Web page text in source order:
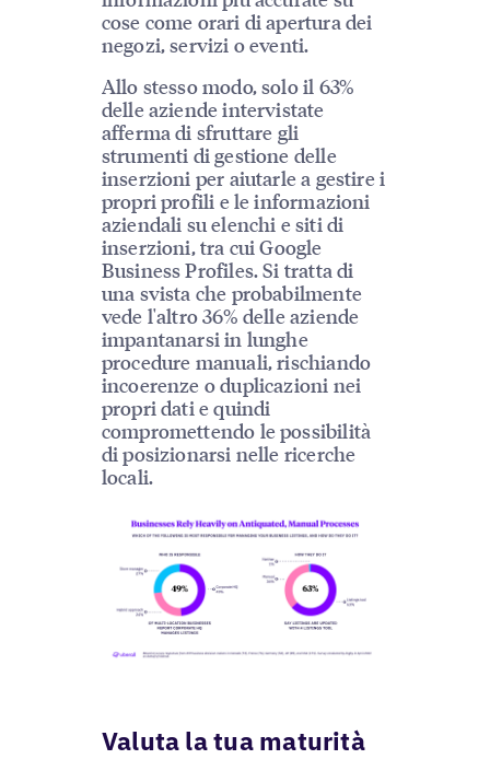
cose come orari di apertura dei
negozi, servizi o eventi.
Allo stesso modo, solo il 63%
delle aziende intervistate
afferma di sfruttare gli
strumenti di gestione delle
inserzioni per aiutarle a gestire i
propri profili e le informazioni
aziendali su elenchi e siti di
inserzioni, tra cui Google
Business Profiles. Si tratta di
una svista che probabilmente
vede l'altro 36% delle aziende
impantanarsi in lunghe
procedure manuali, rischiando
incoerenze o duplicazioni nei
propri dati e quindi
compromettendo le possibilità
di posizionarsi nelle ricerche
locali.
Valuta la tua maturità